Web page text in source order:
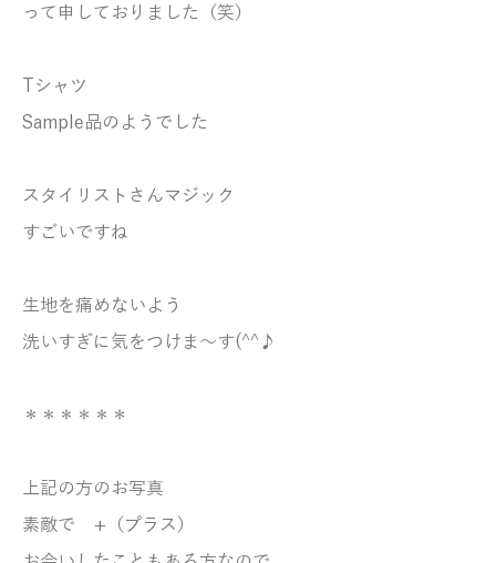
って申しておりました（笑）
Tシャツ
Sample品のようでした
スタイリストさんマジック
すごいですね
生地を痛めないよう
洗いすぎに気をつけま～す(^^♪
＊＊＊＊＊＊
上記の方のお写真
素敵で +（プラス）